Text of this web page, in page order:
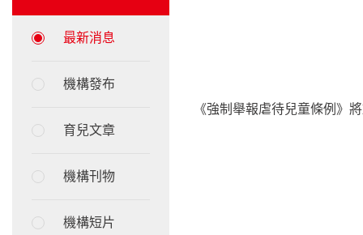
最新消息
機構發布
育兒文章
機構刊物
機構短片
《強制舉報虐待兒童條例》